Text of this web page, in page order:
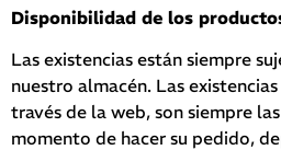
Disponibilidad de los
Las existencias están siempre
nuestro almacén. Las
través de la web, son siempre
momento de hacer su pedido,